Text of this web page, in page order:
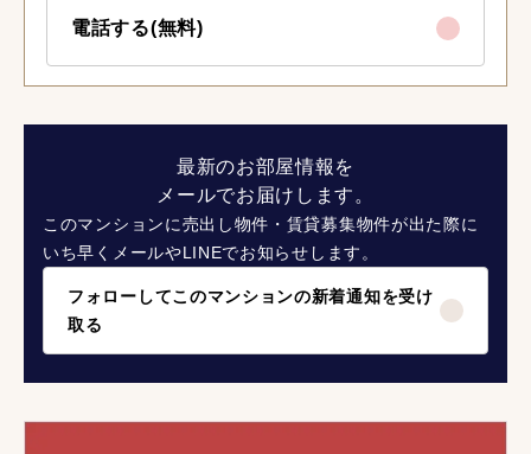
電話する(無料)
最新のお部屋情報を
メールでお届けします。
このマンションに売出し物件・賃貸募集物件が出た際に
いち早くメールやLINEでお知らせします。
フォローしてこのマンションの新着通知を受け
取る